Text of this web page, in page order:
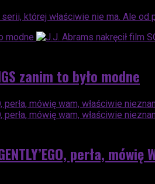
której właściwie nie ma. Ale od
zanim to było modne
perła,